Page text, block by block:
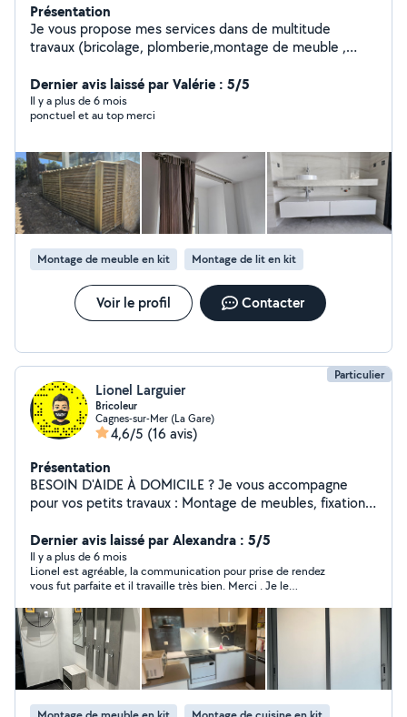
Présentation
Je vous propose mes services dans de multitude
travaux (bricolage, plomberie,montage de meuble ,
pression, motoculteur, outillage...) Je m'adapte à vos
besoins. N'hésitez surtout pas si vous avez des
questions.
Dernier avis laissé par Valérie : 5/5
Il y a plus de 6 mois
ponctuel et au top merci
Montage de meuble en kit Montage de lit en kit
Voir le profil Contacter
Particulier
Lionel Larguier
Bricoleur
Cagnes-sur-Mer (La Gare)
4,6/5 (16 avis)
Présentation
BESOIN D'AIDE À DOMICILE ? Je vous accompagne
pour vos petits travaux : Montage de meubles, fixations,
remplacements, petites modifications 40 / heure
Installation, nettoyage, aide utilisation 35 / heure
Configuration box, pose borne Wi-Fi, optimisation
réseau expert en fibre optique 50 / heure Service de
proximité Conseils personnalisés Contactez-moi pour un
devis. VOTRE SOLUTION EN 3D, FABRIQUÉE ICI Une
pièce cassée ? Un projet à créer ? Un besoin spécifique
pièce introuvable ? Un objet cassé à remplacer ? Une
idée à fabriquer ? Je réalise pour vous des pièces sur
Dernier avis laissé par Alexandra : 5/5
Il y a plus de 6 mois
Lionel est agréable, la communication pour prise de rendez
vous fut parfaite et il travaille très bien. Merci . Je le